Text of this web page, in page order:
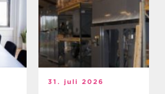
31. juli 2026